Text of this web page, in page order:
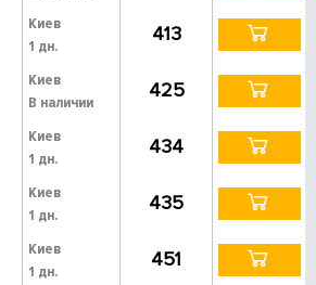
Киев
1 дн.
413
Киев
В наличии
425
Киев
1 дн.
434
Киев
1 дн.
435
Киев
1 дн.
451